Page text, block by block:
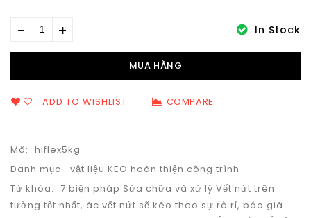
In Stock
MUA HÀNG
ADD TO WISHLIST COMPARE
Mã: hiflex5kg
Danh mục: vật liệu KEO hoàn thiện công trình
Từ khóa: 7 biện pháp Sửa chữa và xử lý Vết nứt trên
tường tốt nhất, ác vết nứt sẽ kéo theo sự rò rỉ, báo giá